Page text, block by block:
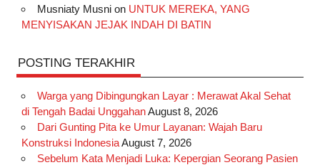
Musniaty Musnion UNTUK MEREKA, YANG
MENYISAKAN JEJAK INDAH DI BATIN
POSTING TERAKHIR
Warga yang Dibingungkan Layar : Merawat Akal Sehat
di Tengah Badai UnggahanAugust 8, 2026
Dari Gunting Pita ke Umur Layanan: Wajah Baru
Konstruksi IndonesiaAugust 7, 2026
Sebelum Kata Menjadi Luka: Kepergian Seorang Pasien